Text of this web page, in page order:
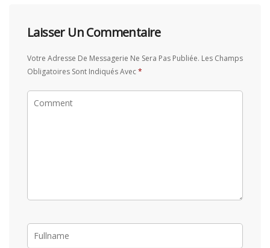
Laisser Un Commentaire
Votre Adresse De Messagerie Ne Sera Pas Publiée. Les Champs
Obligatoires Sont Indiqués Avec*